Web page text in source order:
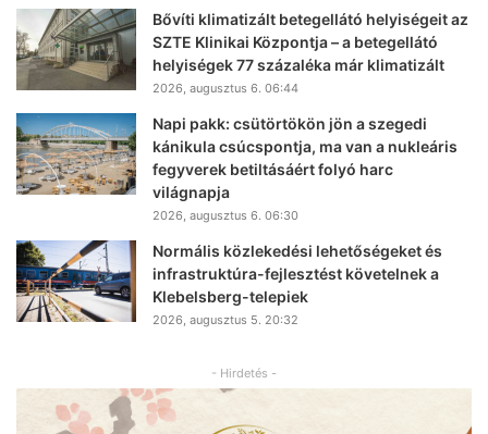
Bővíti klimatizált betegellátó helyiségeit az
SZTE Klinikai Központja – a betegellátó
helyiségek 77 százaléka már klimatizált
2026, augusztus 6. 06:44
Napi pakk: csütörtökön jön a szegedi
kánikula csúcspontja, ma van a nukleáris
fegyverek betiltásáért folyó harc
világnapja
2026, augusztus 6. 06:30
Normális közlekedési lehetőségeket és
infrastruktúra-fejlesztést követelnek a
Klebelsberg-telepiek
2026, augusztus 5. 20:32
- Hirdetés -